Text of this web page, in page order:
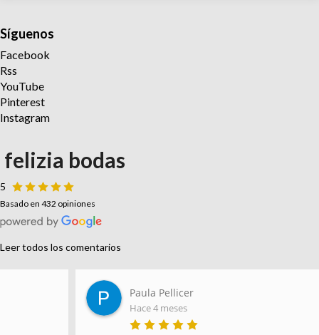
Síguenos
Facebook
Rss
YouTube
Pinterest
Instagram
felizia bodas
5
Basado en 432 opiniones
Leer todos los comentarios
Paula Pellicer
Hace 4 meses